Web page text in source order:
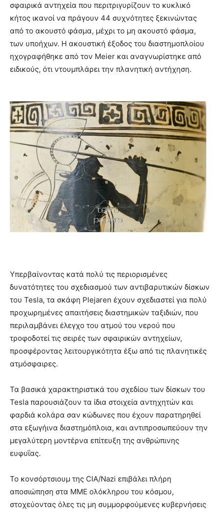
σφαιρικά αντηχεία που περιτριγυρίζουν το κυκλικό
κήτος ικανοί να πράγουν 44 συχνότητες ξεκινώντας
από το ακουστό φάσμα, μέχρι το μη ακουστό φάσμα,
των υποήχων. Η ακουστική έξοδος του διαστημοπλοίου
ηχογραφήθηκε από τον Meier και αναγνωρίστηκε από
ειδικούς, ότι ντουμπλάρει την πλανητική αντήχηση.
Υπερβαίνοντας κατά πολύ τις περιορισμένες
δυνατότητες του σχεδιασμού των αντιβαρυτικών δίσκων
του Tesla, τα σκάφη Plejaren έχουν σχεδιαστεί για πολύ
προχωρημένες απαιτήσεις διαστημικών ταξιδιών, που
περιλαμβάνει έλεγχο του ατμού του νερού που
τροφοδοτεί τις σειρές των σφαιρικών αντηχείων,
προσφέροντας λειτουργικότητα έξω από τις πλανητικές
ατμόσφαιρες.
Τα βασικά χαρακτηριστικά του σχεδίου των δίσκων του
Tesla παρουσιάζουν τα ίδια στοιχεία αντηχητών και
φαρδιά κολάρα σαν κώδωνες που έχουν παρατηρηθεί
στα εξωγήινα διαστημόπλοια, και αντιπροσωπεύουν την
μεγαλύτερη μοντέρνα επίτευξη της ανθρώπινης
ευφυΐας.
Το κονσόρτσιουμ της CIA/Nazi επιβάλει πλήρη
αποσιώπηση στα ΜΜΕ ολόκληρου του κόσμου,
στοχεύοντας όλες τις μη συμμορφούμενες κυβερνήσεις